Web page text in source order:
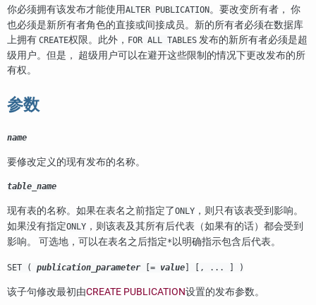
你必须拥有该发布才能使用ALTER PUBLICATION。要改变所有者， 你
也必须是新所有者角色的直接或间接成员。新的所有者必须在数据库
上拥有 CREATE权限。此外， FOR ALL TABLES 发布的新所有者必须是超
级用户。但是， 超级用户可以在避开这些限制的情况下更改发布的所
有权。
参数
name
要修改定义的现有发布的名称。
table_name
现有表的名称。如果在表名之前指定了ONLY ，则只有该表受到影响。
如果没有指定ONLY ，则该表及其所有后代表（如果有的话）都会受到
影响。 可选地，可以在表名之后指定* 以明确指示包含后代表。
SET ( publication_parameter [= value] [, ... ] )
该子句修改最初由CREATE PUBLICATION设置的发布参数。